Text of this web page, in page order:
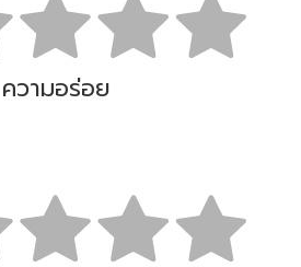
ความอร่อย